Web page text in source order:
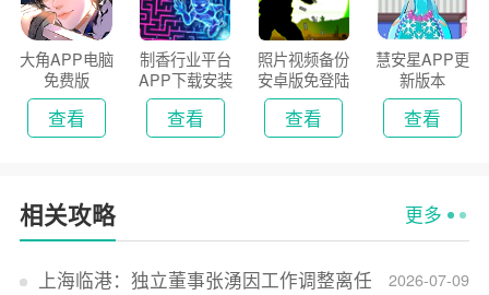
大角APP电脑
免费版
查看
制香行业平台
APP下载安装
2026
查看
照片视频备份
安卓版免登陆
版
查看
慧安星APP更
新版本
查看
相关攻略 更多
2026-07-09
上海临港：独立董事张湧因工作调整离任